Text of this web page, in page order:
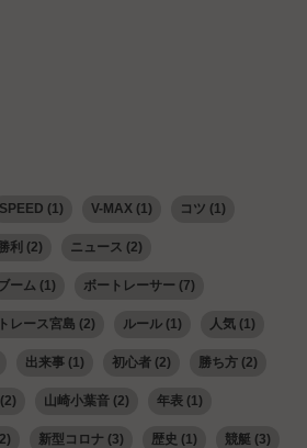
SPEED (1) V-MAX(1) コツ (1)
利 (2) ニュース (2)
ーム(1) ボートレーサー (7)
レース宮島 (2) ルール(1) 人気(1)
出来事(1) 初心者(2) 勝ち方(2)
山崎小葉音(2) 年表(1)
新型コロナ(3) 歴史 (1) 競艇 (3)